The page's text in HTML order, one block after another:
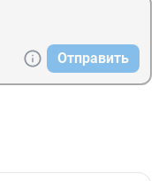
Отправить